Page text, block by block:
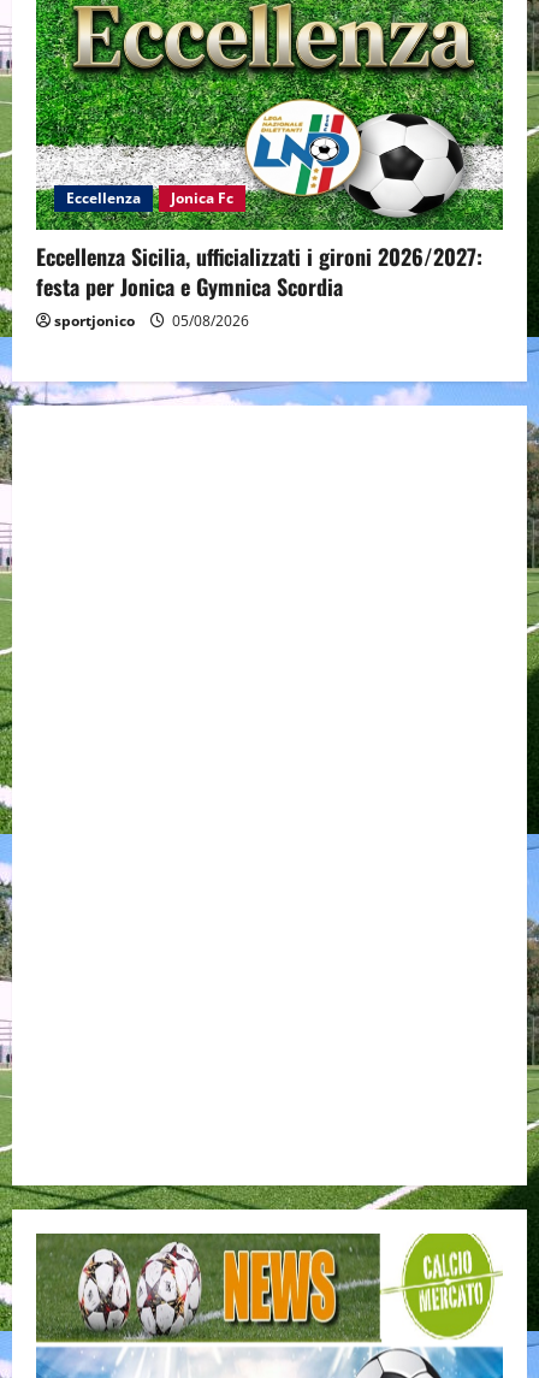
Eccellenza Jonica Fc
Eccellenza Sicilia, ufficializzati i gironi 2026/2027:
festa per Jonica e Gymnica Scordia
sportjonico 05/08/2026